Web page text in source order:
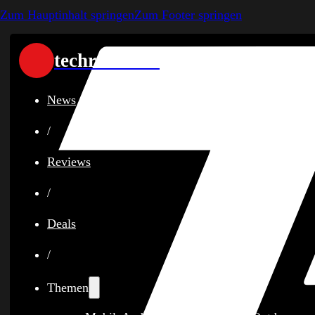
Zum Hauptinhalt springenZum Footer springen
techreviewer
News
/
Reviews
/
Deals
/
Themen